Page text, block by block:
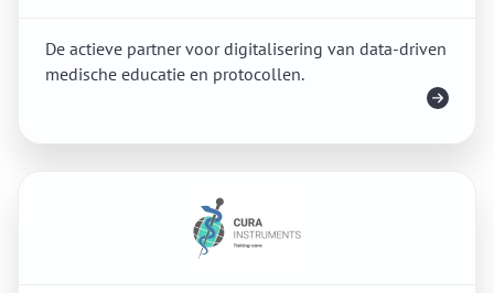
De actieve partner voor digitalisering van data-driven
medische educatie en protocollen.